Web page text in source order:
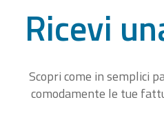
Ricevi
Scopri come in semplici
comodamente le tue